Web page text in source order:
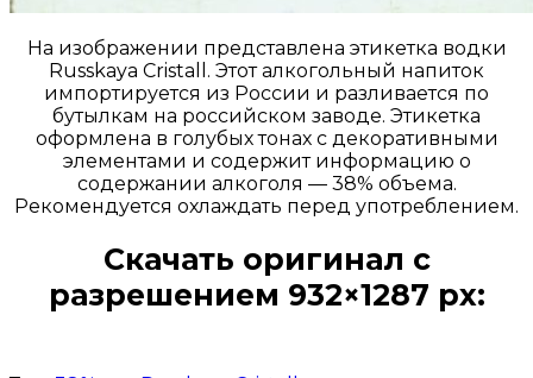
На изображении представлена этикетка водки
Russkaya Cristall. Этот алкогольный напиток
импортируется из России и разливается по
бутылкам на российском заводе. Этикетка
оформлена в голубых тонах с декоративными
элементами и содержит информацию о
содержании алкоголя — 38% объема.
Рекомендуется охлаждать перед употреблением.
Скачать оригинал с
разрешением 932×1287 px: